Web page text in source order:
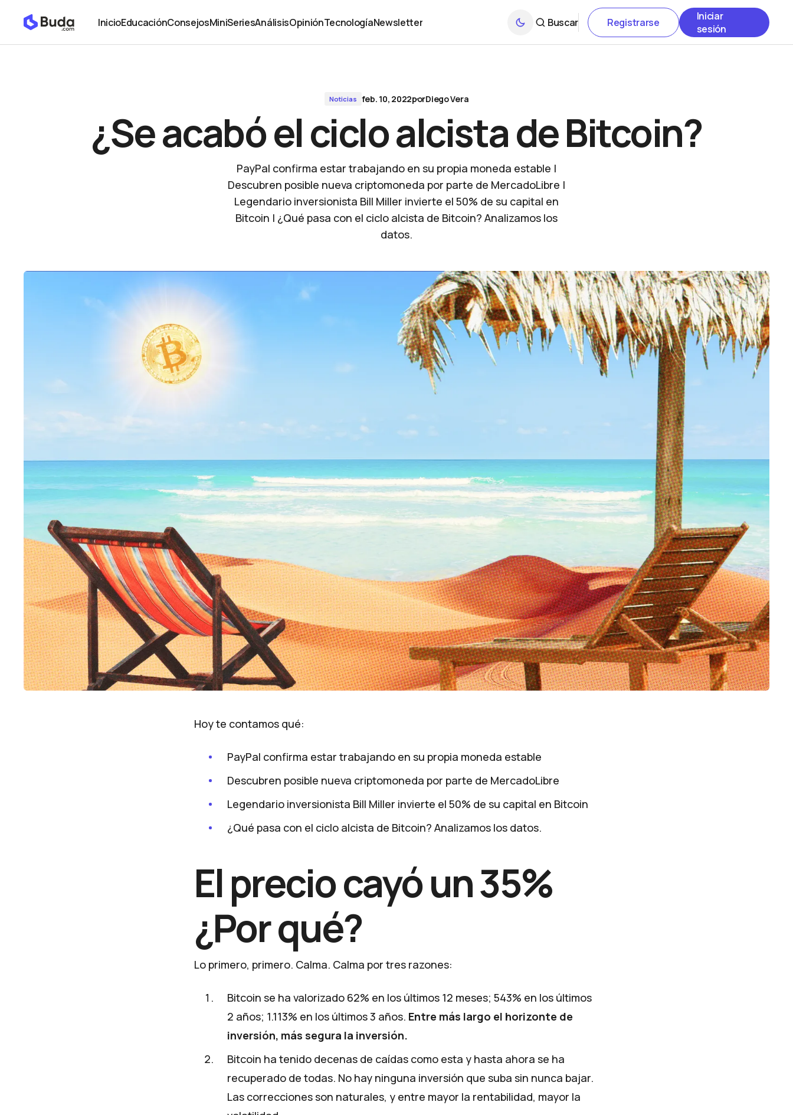
InicioEducaciónConsejosMiniSeriesAnálisisOpiniónTecnologíaNewsletter
Buscar Registrarse
Iniciar
sesión
Noticias ¿Se acabó el ciclo alcista de Bitcoin?
Noticias feb. 10, 2022porDiego Vera
¿Se acabó el ciclo alcista de Bitcoin?
PayPal confirma estar trabajando en su propia moneda estable |
Descubren posible nueva criptomoneda por parte de MercadoLibre |
Legendario inversionista Bill Miller invierte el 50% de su capital en
Bitcoin | ¿Qué pasa con el ciclo alcista de Bitcoin? Analizamos los
datos.
Hoy te contamos qué:
PayPal confirma estar trabajando en su propia moneda estable
Descubren posible nueva criptomoneda por parte de MercadoLibre
Legendario inversionista Bill Miller invierte el 50% de su capital en Bitcoin
¿Qué pasa con el ciclo alcista de Bitcoin? Analizamos los datos.
El precio cayó un 35%
¿Por qué?
Lo primero, primero. Calma. Calma por tres razones:
Bitcoin se ha valorizado 62% en los últimos 12 meses; 543% en los últimos
2 años; 1.113% en los últimos 3 años. Entre más largo el horizonte de
inversión, más segura la inversión.
Bitcoin ha tenido decenas de caídas como esta y hasta ahora se ha
recuperado de todas. No hay ninguna inversión que suba sin nunca bajar.
Las correcciones son naturales, y entre mayor la rentabilidad, mayor la